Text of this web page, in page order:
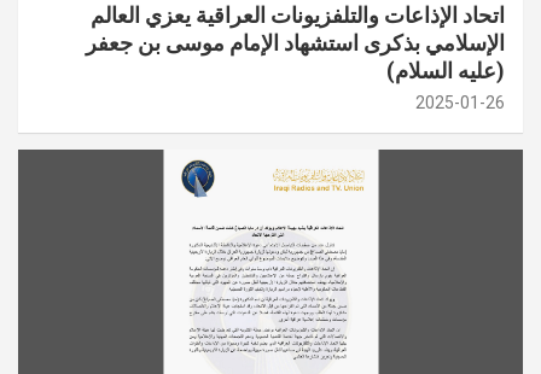
اتحاد الإذاعات والتلفزيونات العراقية يعزي العالم
الإسلامي بذكرى استشهاد الإمام موسى بن جعفر
(عليه السلام)
2025-01-26